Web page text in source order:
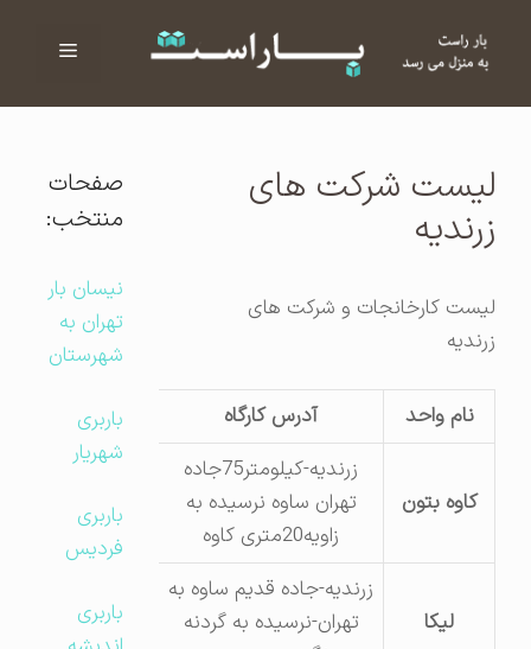
فهرست
لیست شرکت های
زرندیه
لیست کارخانجات و شرکت های
زرندیه
نام واحد آدرس کارگاه تلفن کارخانه
کاوه بتون
زرندیه-کیلومتر75جاده
تهران ساوه نرسیده به
5263313
زرندیه-جاده قدیم ساوه به
تهران-نرسیده به گردنه
35222155
صفحات
منتخب:
نیسان بار
تهران به
شهرستان
باربری
شهریار
باربری
فردیس
باربری